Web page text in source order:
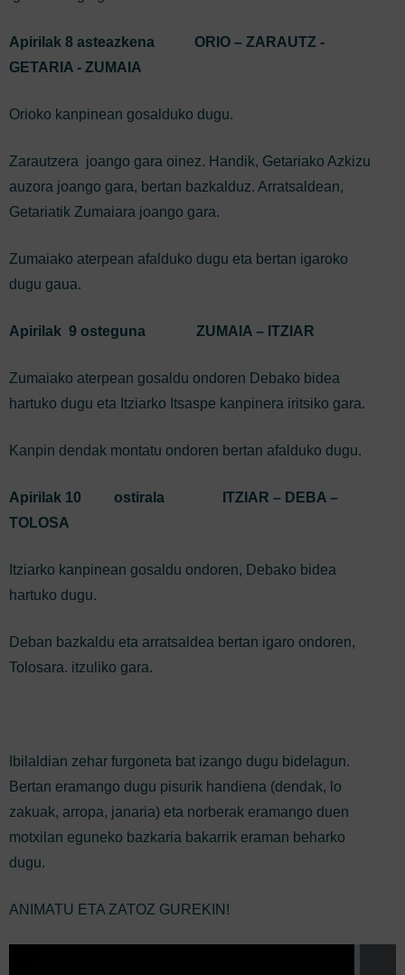
Apirilak 8 asteazkena ORIO – ZARAUTZ -
GETARIA - ZUMAIA
Orioko kanpinean gosalduko dugu.
Zarautzera joango gara oinez. Handik, Getariako Azkizu
auzora joango gara, bertan bazkalduz. Arratsaldean,
Getariatik Zumaiara joango gara.
Zumaiako aterpean afalduko dugu eta bertan igaroko
dugu gaua.
Apirilak 9 osteguna ZUMAIA – ITZIAR
Zumaiako aterpean gosaldu ondoren Debako bidea
hartuko dugu eta Itziarko Itsaspe kanpinera iritsiko gara.
Kanpin dendak montatu ondoren bertan afalduko dugu.
Apirilak 10 ostirala ITZIAR – DEBA –
TOLOSA
Itziarko kanpinean gosaldu ondoren, Debako bidea
hartuko dugu.
Deban bazkaldu eta arratsaldea bertan igaro ondoren,
Tolosara. itzuliko gara.
Ibilaldian zehar furgoneta bat izango dugu bidelagun.
Bertan eramango dugu pisurik handiena (dendak, lo
zakuak, arropa, janaria) eta norberak eramango duen
motxilan eguneko bazkaria bakarrik eraman beharko
dugu.
ANIMATU ETA ZATOZ GUREKIN!